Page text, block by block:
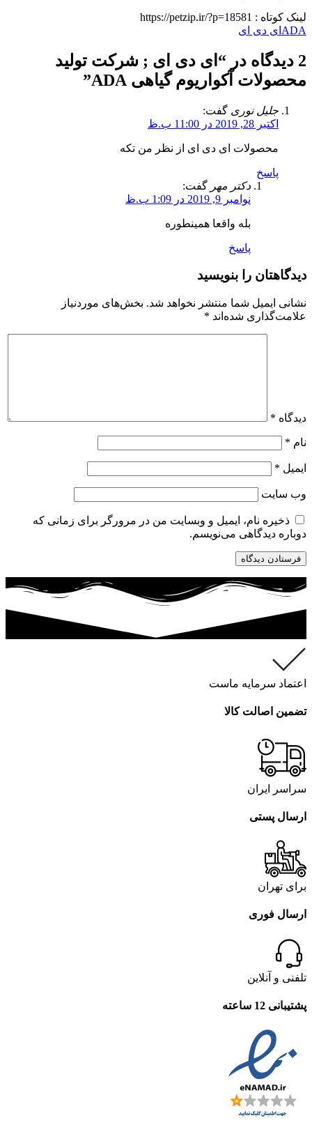
لینک کوتاه : https://petzip.ir/?p=18581
ADA ای دی ای
2 دیدگاه در “
ای دی ای ; شرکت تولید
محصولات آکواریوم گیاهی ADA
”
جلیل نوری گفت:
اکتبر 28, 2019 در 11:00 ب.ظ
محصولات ای دی ای از نظر من تکه
پاسخ
دکتر مهر گفت:
نوامبر 9, 2019 در 1:09 ب.ظ
بله واقعا همینطوره
پاسخ
دیدگاهتان را بنویسید
نشانی ایمیل شما منتشر نخواهد شد. بخش‌های موردنیاز
علامت‌گذاری شده‌اند *
دیدگاه *
نام *
ایمیل *
وب‌ سایت
ذخیره نام، ایمیل و وبسایت من در مرورگر برای زمانی که
دوباره دیدگاهی می‌نویسم.
اعتماد سرمایه ماست
تضمین اصالت کالا
سراسر ایران
ارسال پستی
برای تهران
ارسال فوری
تلفنی و آنلاین
پشتیبانی 12 ساعته